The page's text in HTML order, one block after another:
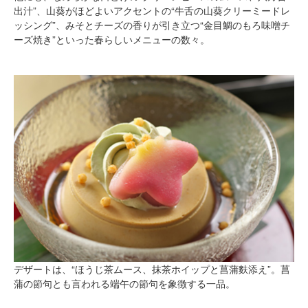
出汁”、山葵がほどよいアクセントの“牛舌の山葵クリーミードレ
ッシング”、みそとチーズの香りが引き立つ“金目鯛のもろ味噌チ
ーズ焼き”といった春らしいメニューの数々。
デザートは、“ほうじ茶ムース、抹茶ホイップと菖蒲麩添え”。菖
蒲の節句とも言われる端午の節句を象徴する一品。